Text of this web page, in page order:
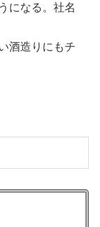
になる。社名
酒造りにもチ